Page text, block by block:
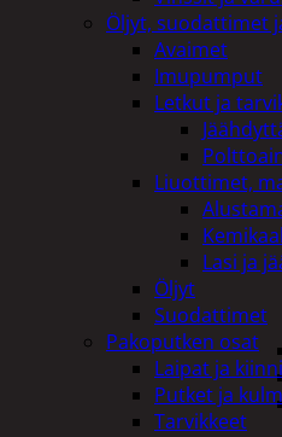
Öljyt, suodattimet
Avaimet
Imupumput
Letkut ja
Liuottimet,
Lasi ja
Öljyt
Suodattimet
Pakoputken osat
Laipat ja
Putket ja
Tarvikkeet